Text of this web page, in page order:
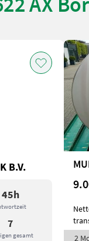
B.V.
45h
7
gesamt
2